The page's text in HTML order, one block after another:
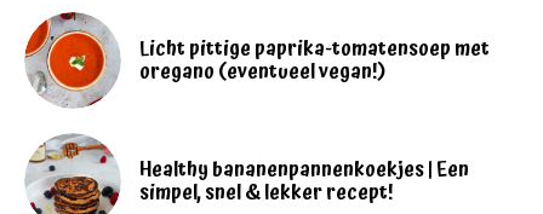
Licht pittige paprika-tomatensoep met
oregano (eventueel vegan!)
Healthy bananenpannenkoekjes | Een
simpel, snel & lekker recept!